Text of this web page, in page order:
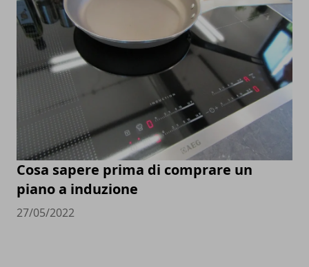
Cosa sapere prima di comprare un
piano a induzione
27/05/2022